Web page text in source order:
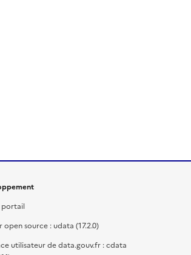
portail
open source : udata (17.2.0)
utilisateur de data.gouv.fr : cdata